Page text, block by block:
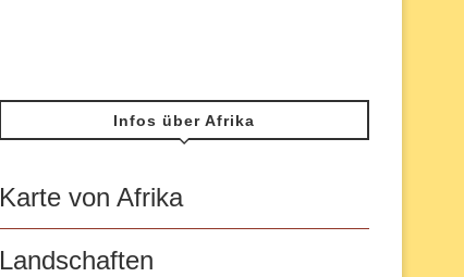
Infos über Afrika
Karte von Afrika
Landschaften